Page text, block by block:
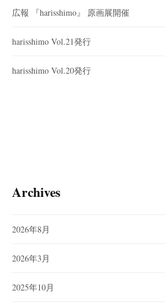
広報 『harisshimo』 原画展開催
harisshimo Vol.21発行
harisshimo Vol.20発行
Archives
2026年8月
2026年3月
2025年10月